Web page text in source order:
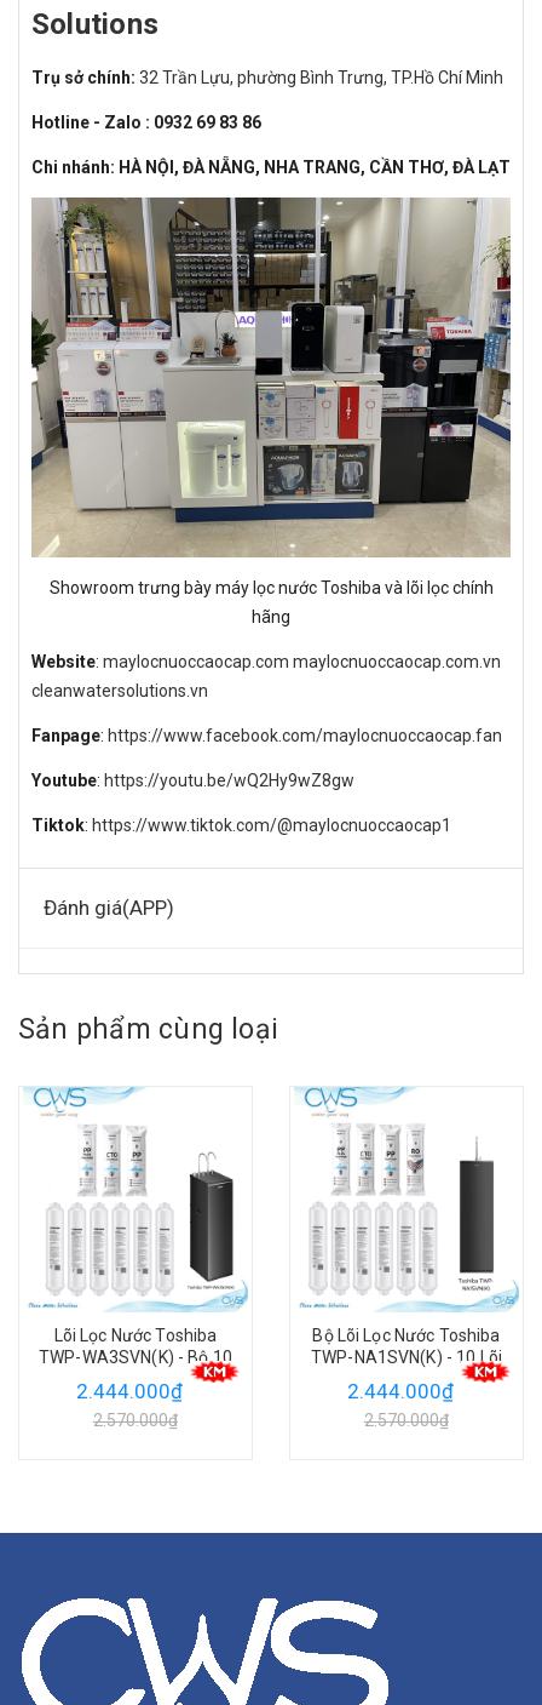
Solutions
Trụ sở chính: 32 Trần Lựu, phường Bình Trưng, TP.Hồ Chí Minh
Hotline - Zalo : 0932 69 83 86
Chi nhánh: HÀ NỘI, ĐÀ NẴNG, NHA TRANG, CẦN THƠ, ĐÀ LẠT
Showroom trưng bày máy lọc nước Toshiba và lõi lọc chính
hãng
Website: maylocnuoccaocap.com maylocnuoccaocap.com.vn
cleanwatersolutions.vn
Fanpage: https://www.facebook.com/maylocnuoccaocap.fan
Youtube: https://youtu.be/wQ2Hy9wZ8gw
Tiktok: https://www.tiktok.com/@maylocnuoccaocap1
Đánh giá(APP)
Sản phẩm cùng loại
Bộ Lõi Lọc Nước Toshiba
TWP-NA1SVN(K) - 10 Lõi
Model Mới 2026
2.444.000₫
2.570.000₫
Lõi Lọc Nước Toshiba
TWP-WA2SVN(K) - Bộ 10
Lõi Model Mới 2026
2.444.000₫
2.570.000₫